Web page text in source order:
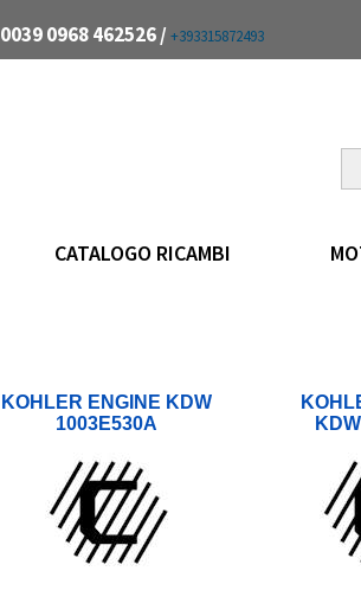
0039 0968 462526 / +393315872493
CATALOGO RICAMBI
KOHLER ENGINE KDW
1003E530A